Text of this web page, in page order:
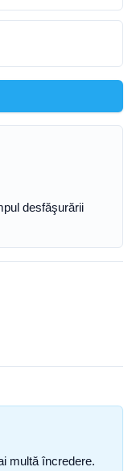
desfăşurării
multă încredere.